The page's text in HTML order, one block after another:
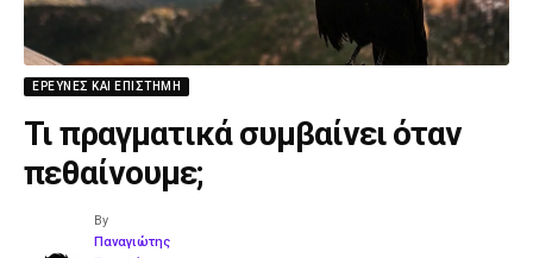
ΈΡΕΥΝΕΣ ΚΑΙ ΕΠΙΣΤΉΜΗ
Τι πραγματικά συμβαίνει όταν
πεθαίνουμε;
By
Παναγιώτης